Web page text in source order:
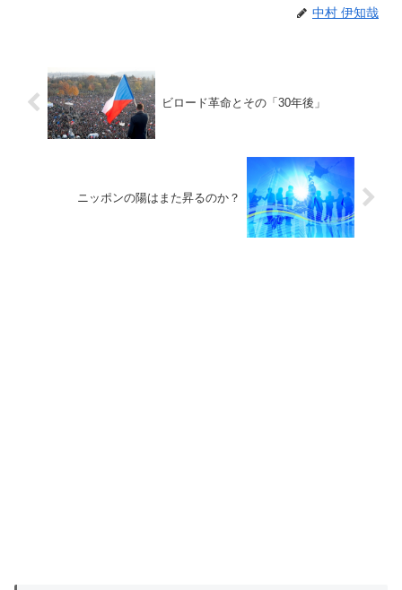
中村 伊知哉
ビロード革命とその「30年後」
ニッポンの陽はまた昇るのか？